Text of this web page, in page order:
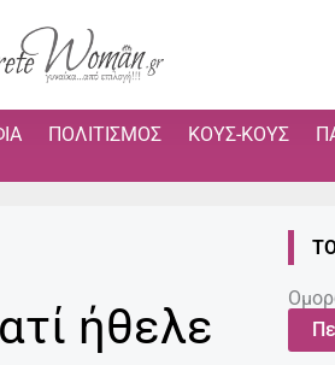
ΠΟΛΙΤΙΣΜΌΣ ΚΟΥΣ-ΚΟΥΣ
ήθελε